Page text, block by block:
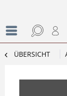
ÜBERSICHT